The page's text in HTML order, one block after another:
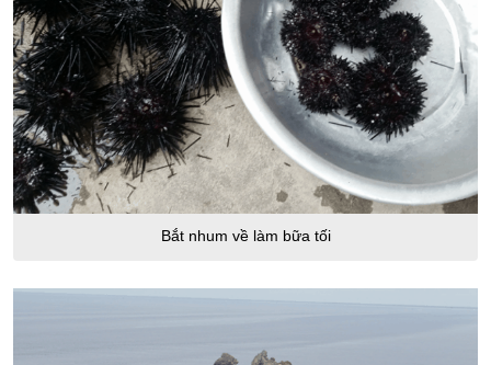
Bắt nhum về làm bữa tối